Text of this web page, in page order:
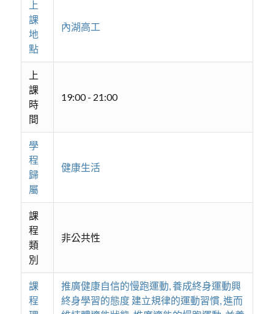
上
課
地
點
內湖高工
上
課
時
間
19:00 - 21:00
學
程
歸
屬
健康生活
課
程
類
別
非公共性
課
程
推廣健康自信的慢跑運動, 養成終身運動興
終身學習的態度 建立規律的運動習慣, 進而